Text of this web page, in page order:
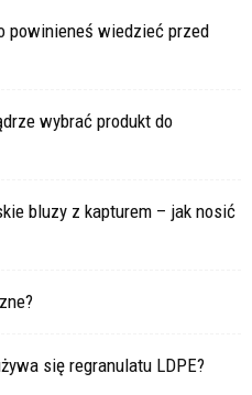
powinieneś wiedzieć przed
wybrać produkt do
bluzy z kapturem – jak nosić
się regranulatu LDPE?